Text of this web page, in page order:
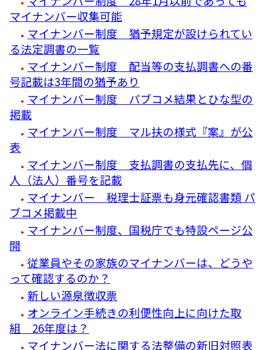
マイナンバー収集可能
マイナンバー制度 猶予規定が設けられてい
る法定調書の一覧
マイナンバー制度 配当等の支払調書への番
号記載は3年間の猶予あり
マイナンバー制度 パブコメ結果とひな型の
掲載
マイナンバー制度 マル扶の様式『案』が公
表
マイナンバー制度 支払調書の支払先に、個
人（法人）番号を記載
マイナンバー 税理士証票も身元確認書類 パ
ブコメ掲載中
マイナンバー制度、国税庁でも特設ページ公
開
従業員やその家族のマイナンバーは、どうや
って確認するのか？
新しい源泉徴収票
オンライン手続きの利便性向上に向けた取
組 26年度は？
マイナンバー法に関する法整備の新旧対照表